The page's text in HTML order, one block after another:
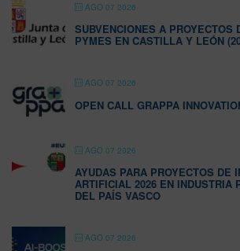
AGO 07 2026
SUBVENCIONES A PROYECTOS
PYMES EN CASTILLA Y LEÓN
AGO 07 2026
OPEN CALL GRAPPA
AGO 07 2026
AYUDAS PARA PROYECTOS DE
ARTIFICIAL 2026 EN INDUSTRIA
DEL PAÍS VASCO
AGO 07 2026